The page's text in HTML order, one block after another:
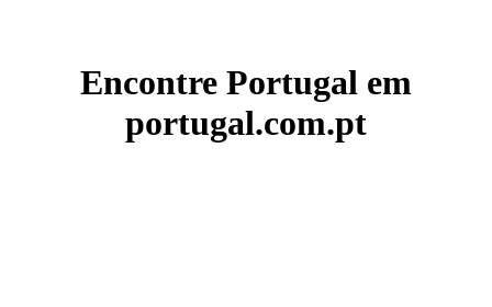
Encontre Portugal em
portugal.com.pt